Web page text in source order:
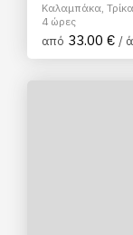
Καλαμπάκα,
4 ώρες
από 33.00 € /